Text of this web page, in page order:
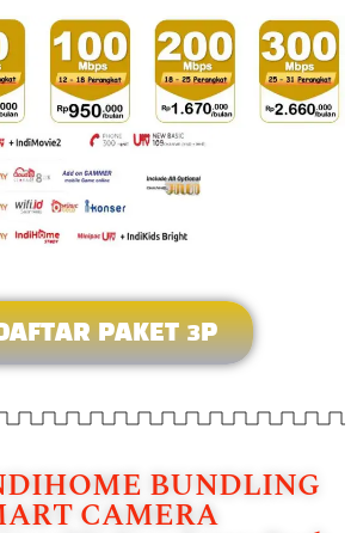
PAKET 3P
BUNDLING
CAMERA